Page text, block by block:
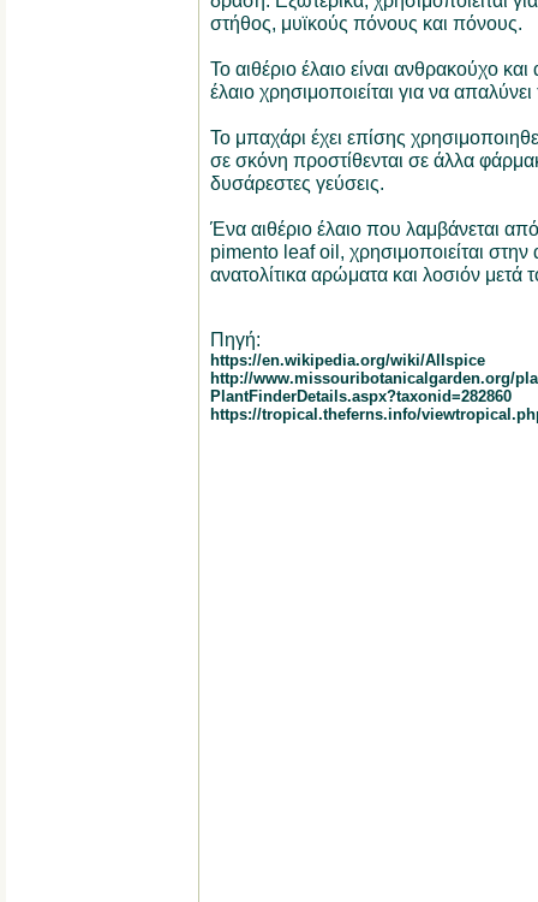
στήθος, μυϊκούς πόνους και πόνους.
Το αιθέριο έλαιο είναι ανθρακούχο και
έλαιο χρησιμοποιείται για να
Το μπαχάρι έχει επίσης
σε σκόνη προστίθενται σε άλλα
δυσάρεστες γεύσεις.
Ένα αιθέριο έλαιο που λαμβάνεται
pimento leaf oil, χρησιμοποιείται στην
ανατολίτικα αρώματα και λοσιόν μετά
Πηγή:
https://en.wikipedia.org/wiki/Allspice
http://www.missouribotanicalgarden.org/
PlantFinderDetails.aspx?taxonid=282860
https://tropical.theferns.info/